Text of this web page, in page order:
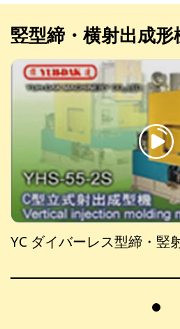
竪型締・横射出成
YC ダイバーレス型締・竪